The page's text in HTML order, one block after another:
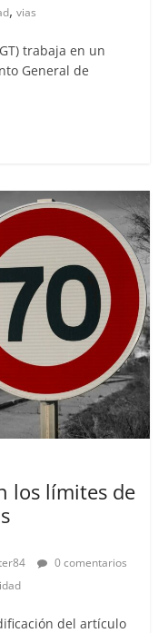
, vias
trabaja en un
General de
los límites de
0 comentarios
del artículo